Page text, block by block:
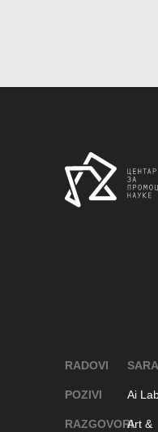
RADOVI
POZIVI
RAZGOVORI
Ai
Art &